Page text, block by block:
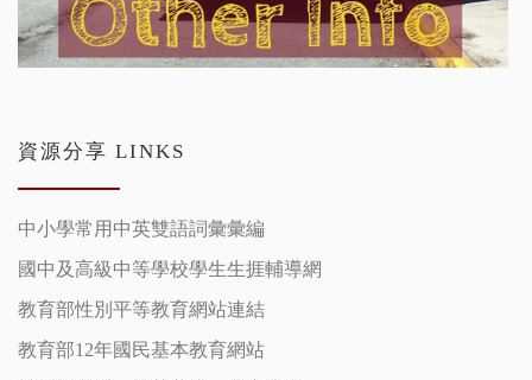
資源分享 LINKS
中小學常用中英雙語詞彙彙編
國中及高級中等學校學生生捱輔導網
教育部性別平等教育網站連結
教育部12年國民基本教育網站